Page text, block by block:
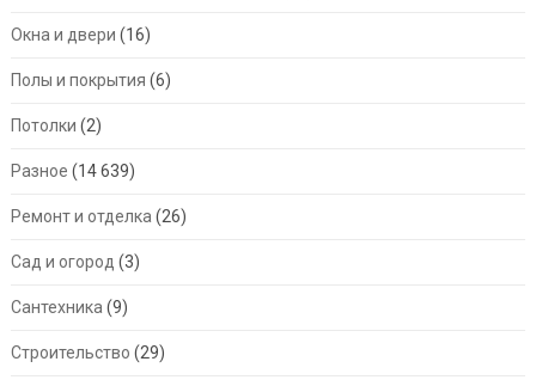
Окна и двери (16)
Полы и покрытия (6)
Потолки (2)
Разное (14 639)
Ремонт и отделка (26)
Сад и огород (3)
Сантехника (9)
Строительство (29)